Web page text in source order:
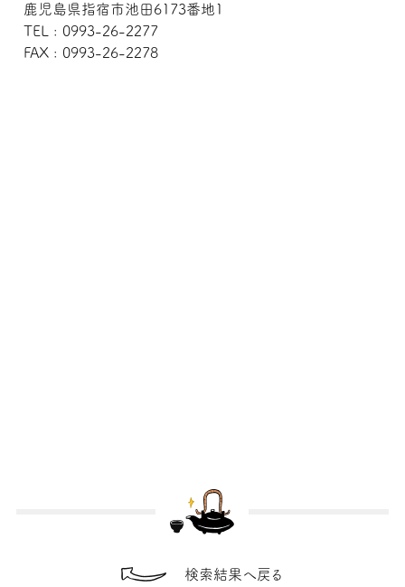
鹿児島県指宿市池田6173番地1
TEL : 0993-26-2277
FAX : 0993-26-2278
検索結果へ戻る